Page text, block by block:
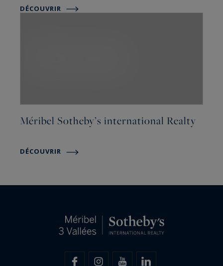
DÉCOUVRIR
Méribel Sotheby’s international Realty
DÉCOUVRIR